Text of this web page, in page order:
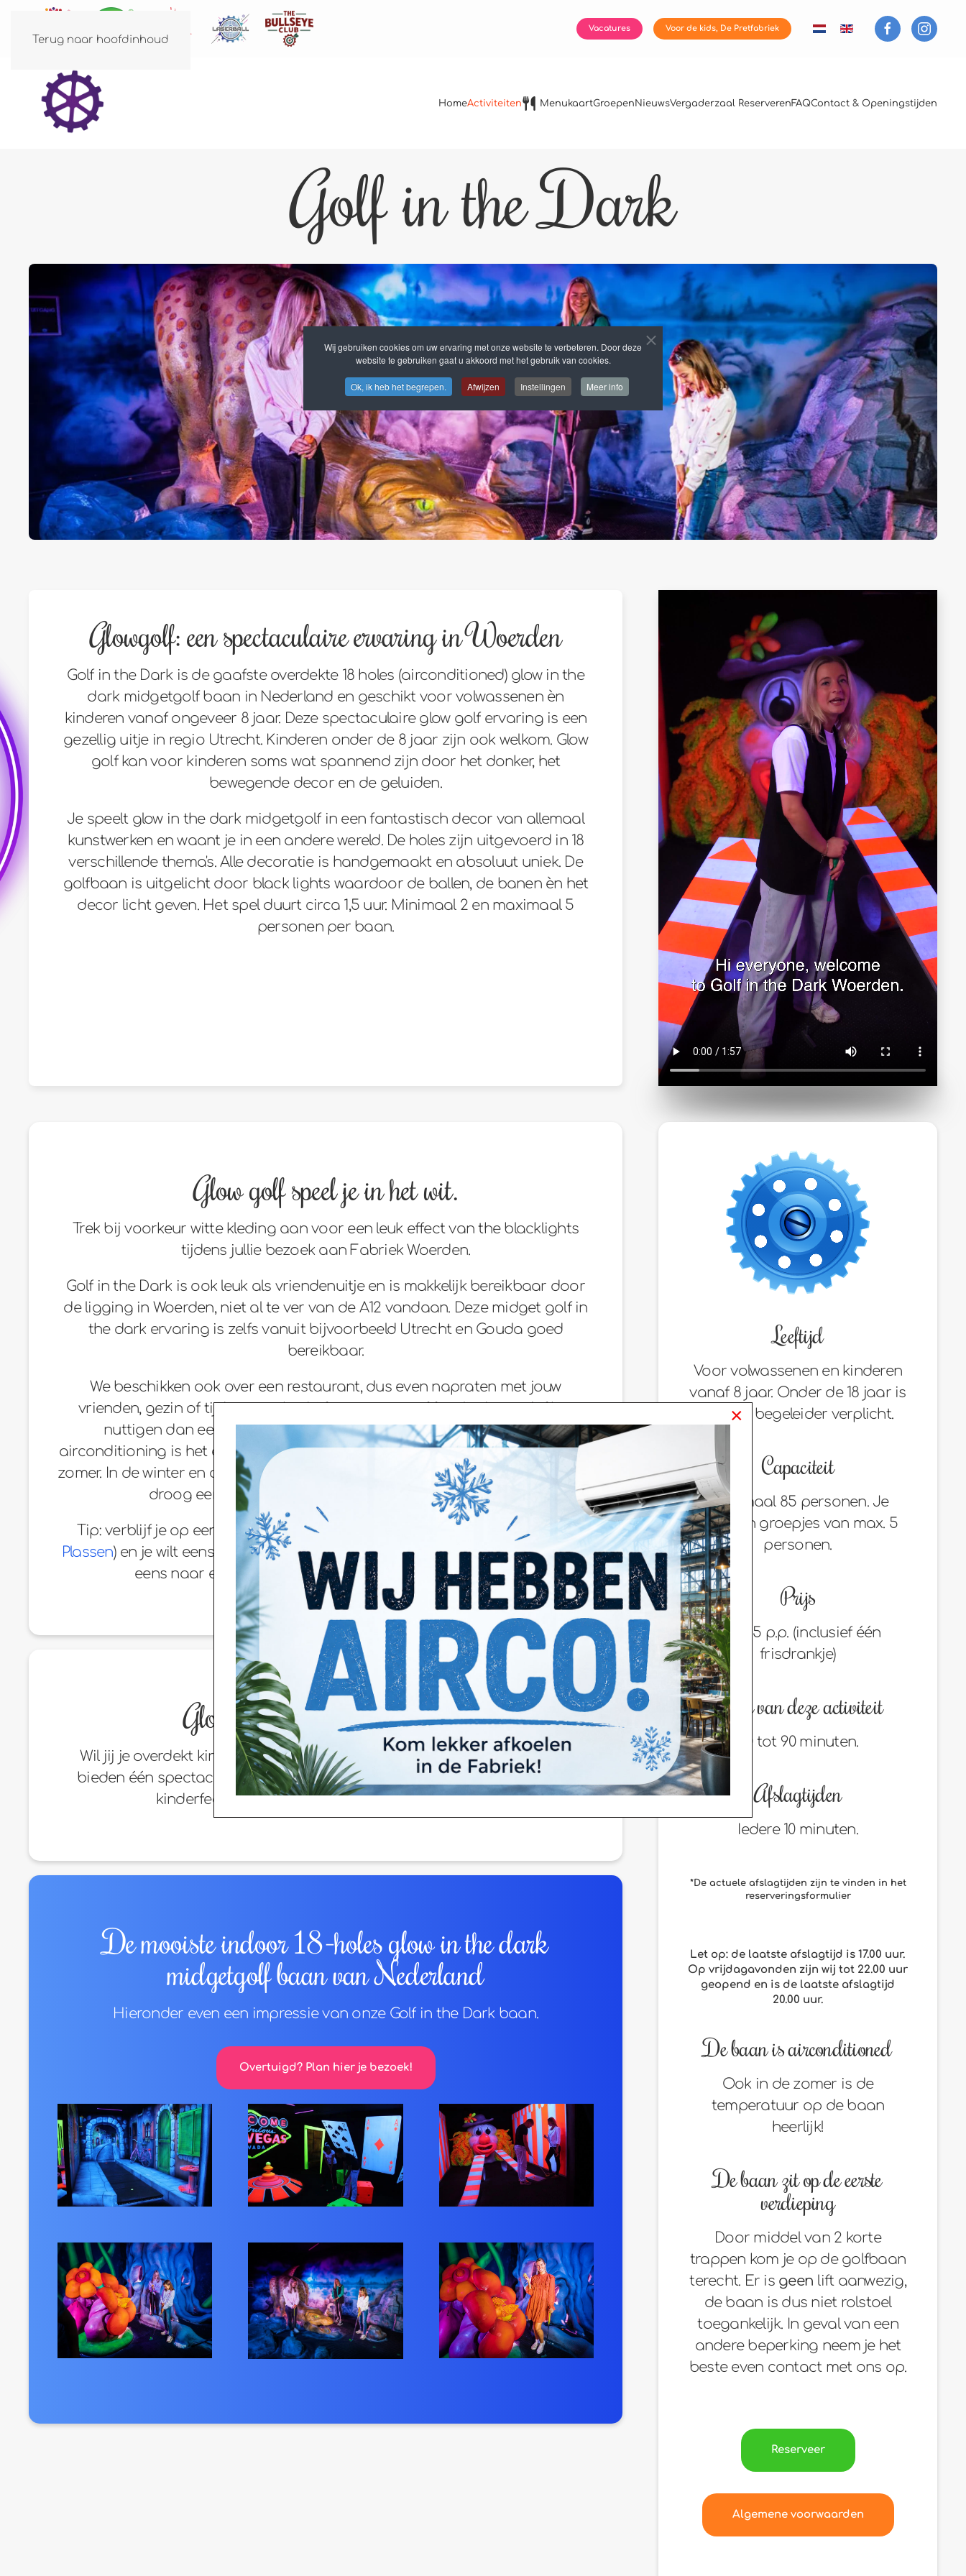
Wij gebruiken cookies om uw ervaring met onze website te verbeteren. Door deze
website te gebruiken gaat u akkoord met het gebruik van cookies.
Ok, ik heb het begrepen. Afwijzen Instellingen Meer info
Terug naar hoofdinhoud
Vacatures Voor de kids, De Pretfabriek
HomeActiviteiten MenukaartGroepen NieuwsVergaderzaal ReserverenFAQContact & Openingstijden
Golf in the Dark
Glowgolf: een spectaculaire ervaring in Woerden
Golf in the Dark is de gaafste overdekte 18 holes (airconditioned) glow in the
dark midgetgolf baan in Nederland en geschikt voor volwassenen èn
kinderen vanaf ongeveer 8 jaar. Deze spectaculaire glow golf ervaring is een
gezellig uitje in regio Utrecht. Kinderen onder de 8 jaar zijn ook welkom. Glow
golf kan voor kinderen soms wat spannend zijn door het donker, het
bewegende decor en de geluiden.
Je speelt glow in the dark midgetgolf in een fantastisch decor van allemaal
kunstwerken en waant je in een andere wereld. De holes zijn uitgevoerd in 18
verschillende thema's. Alle decoratie is handgemaakt en absoluut uniek. De
golfbaan is uitgelicht door black lights waardoor de ballen, de banen èn het
decor licht geven. Het spel duurt circa 1,5 uur. Minimaal 2 en maximaal 5
personen per baan.
Glow golf speel je in het wit.
Trek bij voorkeur witte kleding aan voor een leuk effect van the blacklights
tijdens jullie bezoek aan Fabriek Woerden.
Golf in the Dark is ook leuk als vriendenuitje en is makkelijk bereikbaar door
de ligging in Woerden, niet al te ver van de A12 vandaan. Deze midget golf in
the dark ervaring is zelfs vanuit bijvoorbeeld Utrecht en Gouda goed
bereikbaar.
We beschikken ook over een restaurant, dus even napraten met jouw
vrienden, gezin of tijdens een bedrijfsevenement of familiedag en/of het
nuttigen dan een lekkere maaltijd of een drankje kan ook. Met de
airconditioning is het een geschikt uitje voor de warmte in het voorjaar en de
zomer. In de winter en de vaak met regen gevulde herfst kun je natuurlijk lekker
droog een balletje slaan. We zijn dagelijks geopend.
Tip: verblijf je op een bungalowpark in de buurt (zoals
Landal Reeuwijkse
Plassen) en je wilt eens een ander uitje dan zwemmen of fietsen? Kijk dan ook
eens naar een van onze vele andere familie-activiteiten.
Glow golffeestje voor kinderen
Wil jij je overdekt kinderfeestje in Woerden vieren bij Golf in the Dark? We
bieden één spectaculair kinderfeestje aan. Dit is het allerleukste glowgolf
kinderfeest in heel Utrecht. Lees erhiermeer over.
De mooiste indoor 18-holes glow in the dark
midgetgolf baan van Nederland
Hieronder even een impressie van onze Golf in the Dark baan.
Overtuigd? Plan hier je bezoek!
Leeftijd
Voor volwassenen en kinderen
vanaf 8 jaar. Onder de 18 jaar is
een 18+ begeleider verplicht.
Capaciteit
maximaal 85 personen. Je
speelt in groepjes van max. 5
personen.
Prijs
€ 15,95 p.p. (inclusief één
frisdrankje)
Duur van deze activiteit
60 tot 90 minuten.
Afslagtijden
Iedere 10 minuten.
*De actuele afslagtijden zijn te vinden in het
reserveringsformulier
Let op: de laatste afslagtijd is 17.00 uur.
Op vrijdagavonden zijn wij tot 22.00 uur
geopend en is de laatste afslagtijd
20.00 uur.
De baan is airconditioned
Ook in de zomer is de
temperatuur op de baan
heerlijk!
De baan zit op de eerste
verdieping
Door middel van 2 korte
trappen kom je op de golfbaan
terecht. Er is geen lift aanwezig,
de baan is dus niet rolstoel
toegankelijk. In geval van een
andere beperking neem je het
beste even contact met ons op.
Reserveer
Algemene voorwaarden
×